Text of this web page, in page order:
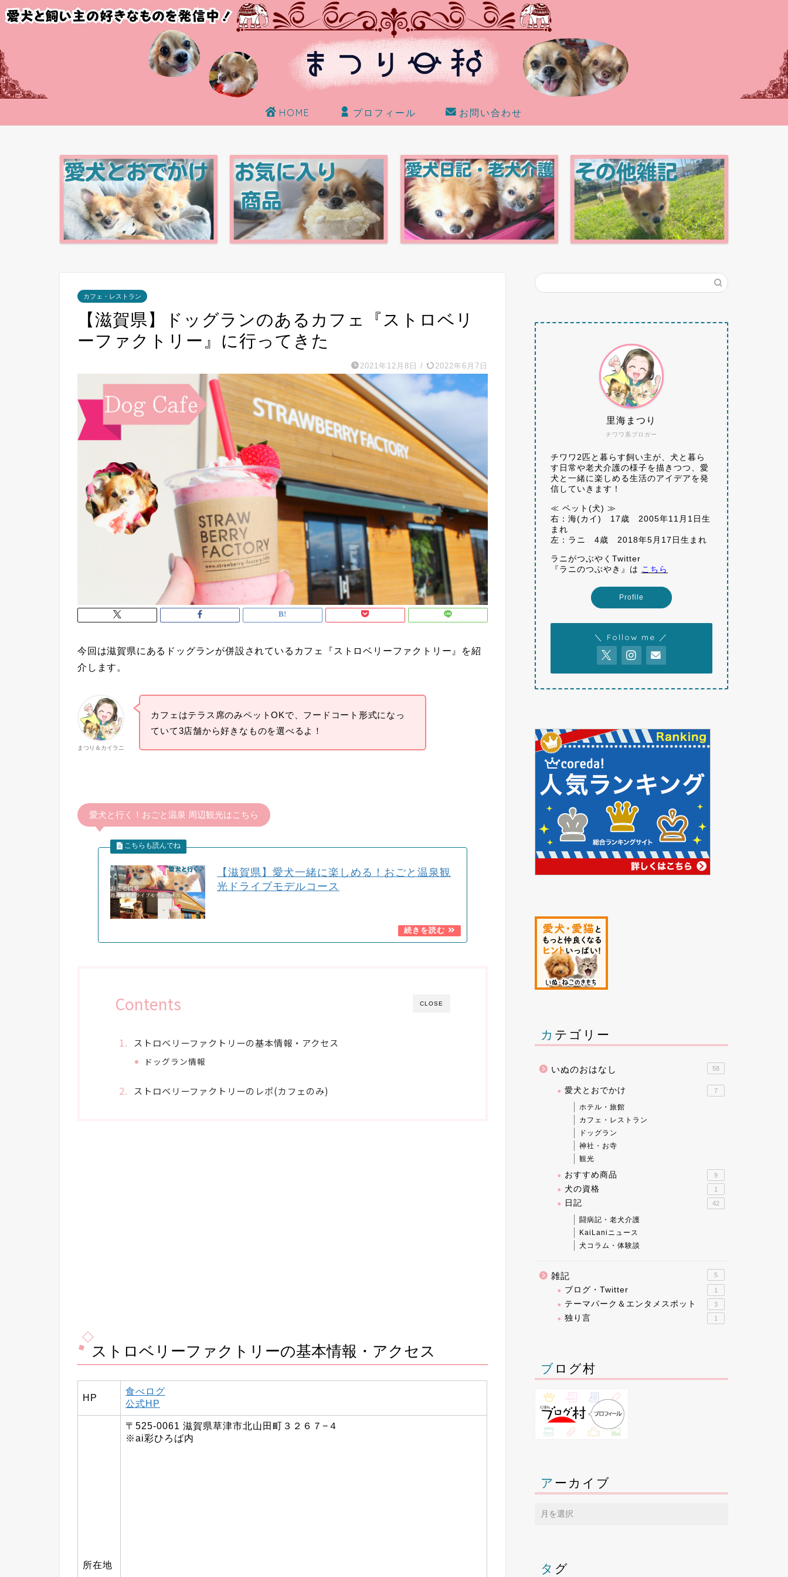
HOME プロフィール お問い合わせ
カフェ・レストラン
【滋賀県】ドッグランのあるカフェ『ストロベリ
ーファクトリー』に行ってきた
2021年12月8日 / 2022年6月7日
今回は滋賀県にあるドッグランが併設されているカフェ『ストロベリーファクトリー』を紹
介します。
まつり＆カイラニ
カフェはテラス席のみペットOKで、フードコート形式になっ
ていて3店舗から好きなものを選べるよ！
愛犬と行く！おごと温泉 周辺観光はこちら
【滋賀県】愛犬一緒に楽しめる！おごと温泉観
光ドライブモデルコース
CLOSE
Contents
ストロベリーファクトリーの基本情報・アクセス
ドッグラン情報
ストロベリーファクトリーのレポ(カフェのみ)
ストロベリーファクトリーの基本情報・アクセス
HP
食べログ
公式HP
所在地
〒525-0061 滋賀県草津市北山田町３２６７−４
※ai彩ひろば内
チワワ系ブロガー
里海まつり
チワワ2匹と暮らす飼い主が、犬と暮ら
す日常や老犬介護の様子を描きつつ、愛
犬と一緒に楽しめる生活のアイデアを発
信していきます！
≪ ペット(犬) ≫
右：海(カイ) 17歳 2005年11月1日生
まれ
左：ラニ 4歳 2018年5月17日生まれ
ラニがつぶやくTwitter
『ラニのつぶやき』は こちら
Profile
＼ Follow me ／
カテゴリー
いぬのおはなし 58
愛犬とおでかけ 7
ホテル・旅館
カフェ・レストラン
ドッグラン
神社・お寺
観光
おすすめ商品 9
犬の資格 1
日記 42
闘病記・老犬介護
KaiLaniニュース
犬コラム・体験談
雑記 5
ブログ・Twitter 1
テーマパーク＆エンタメスポット 3
独り言 1
ブログ村
アーカイブ
タグ